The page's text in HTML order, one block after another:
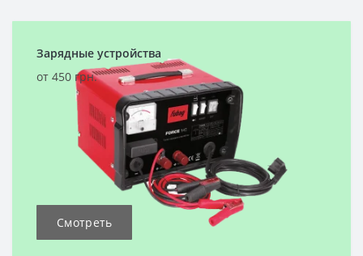
Зарядные устройства
от 450 грн.
Смотреть